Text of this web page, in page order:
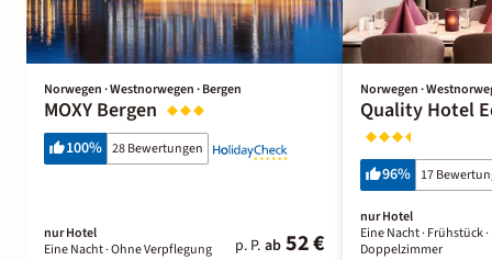
Norwegen · Westnorwegen · Bergen
MOXY Bergen
100% 28 Bewertungen
nur Hotel
Eine Nacht· Ohne Verpflegung p. P. ab 52 €
Norwegen ·
Quality Hotel
96% 17
nur Hotel
Eine Nacht· Frühstück·
Doppelzimmer